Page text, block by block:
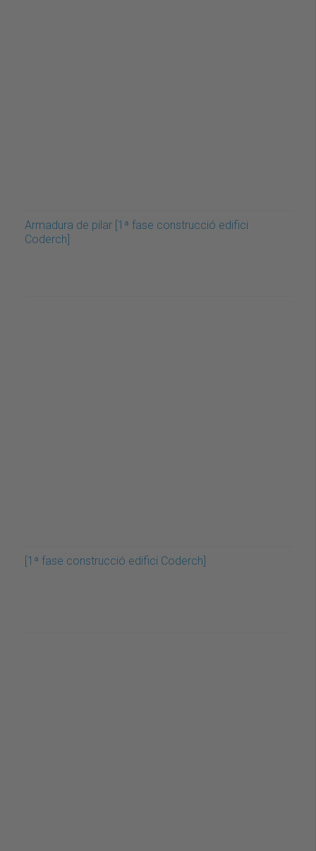
Armadura de pilar [1ª fase construcció edifici
Coderch]
[1ª fase construcció edifici Coderch]